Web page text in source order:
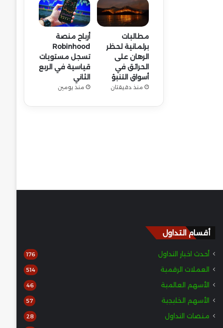
مطالبات
برلمانية لحظر
الرهان على
الحرائق في
أسواق التنبؤ
منذ دقيقتان
أرباح منصة
Robinhood
تسجل مستويات
قياسية في الربع
الثاني
منذ يومين
أقسام التداول
أحدث اخبار التداول 176
العملات الرقمية 514
الأسهم العالمية 46
الأسهم الخليجية 57
منصات التداول 28